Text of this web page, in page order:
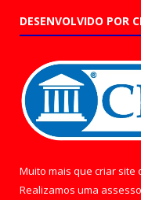
DESENVOLVIDO POR
Muito mais que criar site
Realizamos uma